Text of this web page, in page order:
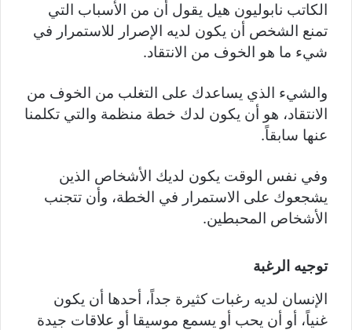
الكاتب نابوليون هيل يقول أن من الأسباب التي
تمنع الشخص أن يكون لديه الإصرار للاستمرار في
شيء ما هو الخوف من الانتقاد.
والشيء الذي يساعدك على التغلب من الخوف من
الانتقاد، هو أن يكون لدك خطة منظمة والتي تكلمنا
عنها سابقاً.
وفي نفس الوقت يكون لديك الأشخاص الذين
يشجعوك على الاستمرار في الخطة، وأن تتجنب
الأشخاص المحبطين.
توجيه الرغبة
الإنسان لديه رغبات كثيرة جداً، أحدها أن يكون
غنياً، أو أن يحب أو يسمع موسيقا أو علاقات جيدة